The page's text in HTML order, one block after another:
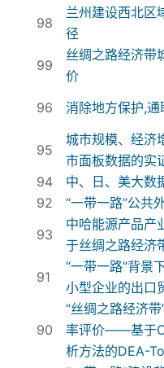
98
兰州建设西北区
径
99
丝绸之路经济带
价
96 消除地方保护,通
95
城市规模、经
市面板数据的实
94
中、日、美大数
92
“一带一路”公共
93
中哈能源产品
于丝绸之路经济
91
“一带一路”背
小型企业的出口
90
“丝绸之路经济
率评价——基于
析方法的DEA-